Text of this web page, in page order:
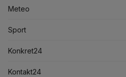
Lotnisko Chopina
Mariusz Błaszczak
Mark Zuckerberg
Ministerstwo Aktywów Państwowych
Meteo
Sport
Zdrowie
Technologia
Artykuły
Newslettery
Fakty o Świecie
Ludzie Faktów
Łódź
Katowice
Kraków
Poznań
Najnowsze
Notowania
Pieniądze
Nieruchomości
Meteo
Pogoda godzinowa
Pogoda długoterminowa
Pogoda na jutro
Sport
Piłka Nożna
Tenis
Konkret24
Najnowsze
Kontakt24